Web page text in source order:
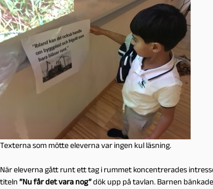
Texterna som mötte eleverna var ingen kul läsning.
När eleverna gått runt ett tag i rummet koncentrerades
titeln ”Nu får det vara nog”dök upp på tavlan. Barnen